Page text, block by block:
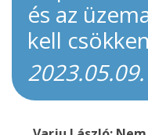
és az
kell
2023.05.09.